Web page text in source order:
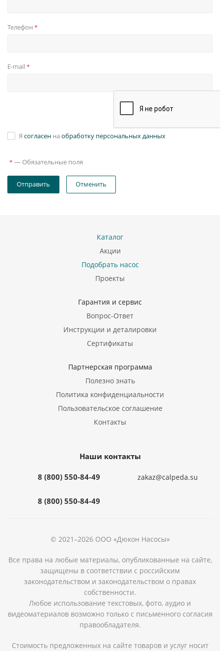
Телефон *
E-mail *
Я согласен на обработку персональных данных
* — Обязательные поля
Отправить Отменить
Каталог
Акции
Подобрать насос
Проекты
Гарантия и сервис
Вопрос-Ответ
Инструкции и деталировки
Сертификаты
Партнерская программа
Полезно знать
Политика конфиденциальности
Пользовательское соглашение
Контакты
Наши контакты
8 (800) 550-84-49
8 (800) 550-84-49
zakaz@calpeda.su
© 2021–2026 ООО «Дюкон Насосы»
Все права на любые материалы, опубликованные на сайте,
защищены в соответствии с российским
законодательством и законодательством о правах
собственности.
Любое использование текстовых, фото, аудио и
видеоматериалов возможно только с письменного согласия
правообладателя.
Стоимость предложенных на сайте товаров и услуг носит